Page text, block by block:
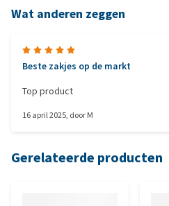
Wat anderen zeggen
Beste zakjes op de markt
Top product
16 april 2025, doorM
Gerelateerde producten